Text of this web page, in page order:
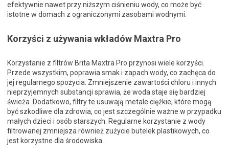
efektywnie nawet przy niższym ciśnieniu wody, co może być
istotne w domach z ograniczonymi zasobami wodnymi.
Korzyści z używania wkładów Maxtra Pro
Korzystanie z filtrów Brita Maxtra Pro przynosi wiele korzyści.
Przede wszystkim, poprawia smak i zapach wody, co zachęca do
jej regularnego spożycia. Zmniejszenie zawartości chloru i innych
nieprzyjemnych substancji sprawia, że woda staje się bardziej
świeża. Dodatkowo, filtry te usuwają metale ciężkie, które mogą
być szkodliwe dla zdrowia, co jest szczególnie ważne w przypadku
małych dzieci i osób starszych. Regularne korzystanie z wody
filtrowanej zmniejsza również zużycie butelek plastikowych, co
jest korzystne dla środowiska.